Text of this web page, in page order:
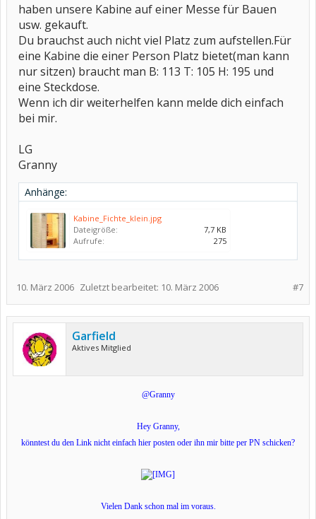
haben unsere Kabine auf einer Messe für Bauen
usw. gekauft.
Du brauchst auch nicht viel Platz zum aufstellen.Für
eine Kabine die einer Person Platz bietet(man kann
nur sitzen) braucht man B: 113 T: 105 H: 195 und
eine Steckdose.
Wenn ich dir weiterhelfen kann melde dich einfach
bei mir.
LG
Granny
Anhänge:
Kabine_Fichte_klein.jpg
Dateigröße:
7,7 KB
Aufrufe:
275
#7
10. März 2006 Zuletzt bearbeitet: 10. März 2006
Garfield
Aktives Mitglied
@Granny
Hey Granny,
könntest du den Link nicht einfach hier posten oder ihn mir bitte per PN schicken?
Vielen Dank schon mal im voraus.